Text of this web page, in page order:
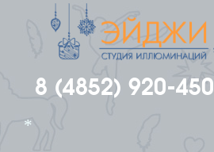
8 (4852) 920-450
Перейти